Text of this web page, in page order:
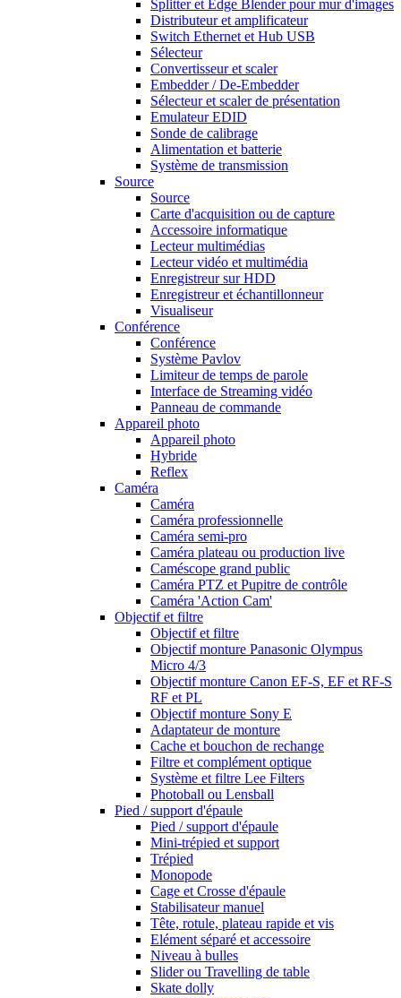
Splitter et Edge Blender pour mur d'images
Distributeur et amplificateur
Switch Ethernet et Hub USB
Sélecteur
Convertisseur et scaler
Embedder / De-Embedder
Sélecteur et scaler de présentation
Emulateur EDID
Sonde de calibrage
Alimentation et batterie
Système de transmission
Source
Source
Carte d'acquisition ou de capture
Accessoire informatique
Lecteur multimédias
Lecteur vidéo et multimédia
Enregistreur sur HDD
Enregistreur et échantillonneur
Visualiseur
Conférence
Conférence
Système Pavlov
Limiteur de temps de parole
Interface de Streaming vidéo
Panneau de commande
Appareil photo
Appareil photo
Hybride
Reflex
Caméra
Caméra
Caméra professionnelle
Caméra semi-pro
Caméra plateau ou production live
Caméscope grand public
Caméra PTZ et Pupitre de contrôle
Caméra 'Action Cam'
Objectif et filtre
Objectif et filtre
Objectif monture Panasonic Olympus
Micro 4/3
Objectif monture Canon EF-S, EF et RF-S
RF et PL
Objectif monture Sony E
Adaptateur de monture
Cache et bouchon de rechange
Filtre et complément optique
Système et filtre Lee Filters
Photoball ou Lensball
Pied / support d'épaule
Pied / support d'épaule
Mini-trépied et support
Trépied
Monopode
Cage et Crosse d'épaule
Stabilisateur manuel
Tête, rotule, plateau rapide et vis
Elément séparé et accessoire
Niveau à bulles
Slider ou Travelling de table
Skate dolly